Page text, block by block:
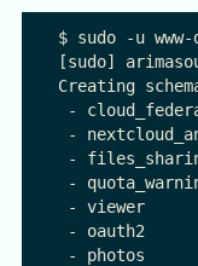
$ sudo -u
[sudo]
Creating
-
-
-
-
- viewer
- oauth2
- photos